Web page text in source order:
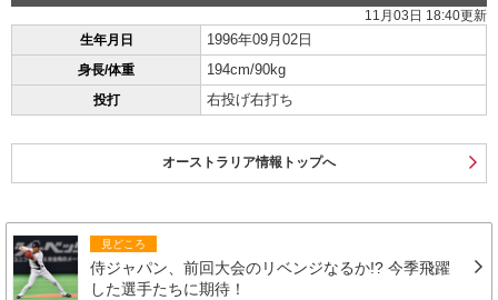
11月03日 18:40更新
生年月日
1996年09月02日
身長/体重 194cm/90kg
投打 右投げ右打ち
オーストラリア情報トップへ
見どころ
侍ジャパン、前回大会のリベンジなるか!? 今季飛躍
した選手たちに期待！